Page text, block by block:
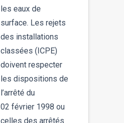
les eaux de
surface. Les rejets
des installations
classées (ICPE)
doivent respecter
les dispositions de
l’arrêté du
02 février 1998 ou
celles des arrêtés